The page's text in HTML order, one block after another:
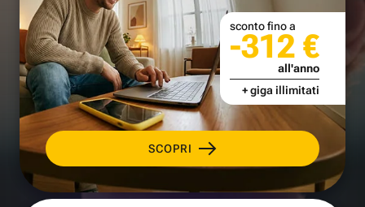
SCOPRI
sconto fino a
-312 €
all'anno
+ giga illimitati